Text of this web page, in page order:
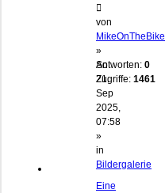
von
MikeOnTheBike
»
So
21.
Sep
2025,
07:58
»
in
Bildergalerie
Antworten: 0
Zugriffe: 1461
Eine